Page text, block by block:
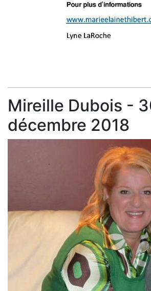
Mireille Dubois -
décembre 2018